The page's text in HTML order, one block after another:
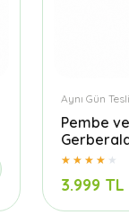
Aynı Gün
Pembe
3.999 TL